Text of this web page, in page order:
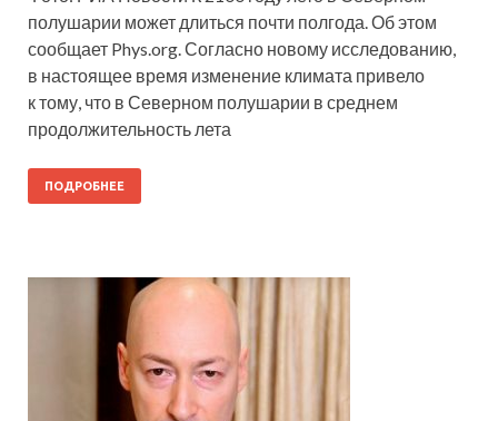
полушарии может длиться почти полгода. Об этом
сообщает Phys.org. Согласно новому исследованию,
в настоящее время изменение климата привело
к тому, что в Северном полушарии в среднем
продолжительность лета
ПОДРОБНЕЕ